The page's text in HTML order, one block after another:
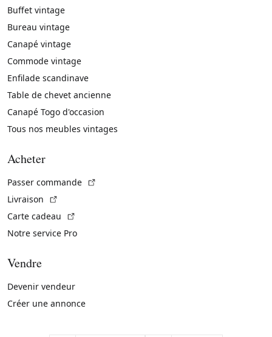
Buffet vintage
Bureau vintage
Canapé vintage
Commode vintage
Enfilade scandinave
Table de chevet ancienne
Canapé Togo d'occasion
Tous nos meubles vintages
Acheter
Passer commande
Livraison
Carte cadeau
Notre service Pro
Vendre
Devenir vendeur
Créer une annonce